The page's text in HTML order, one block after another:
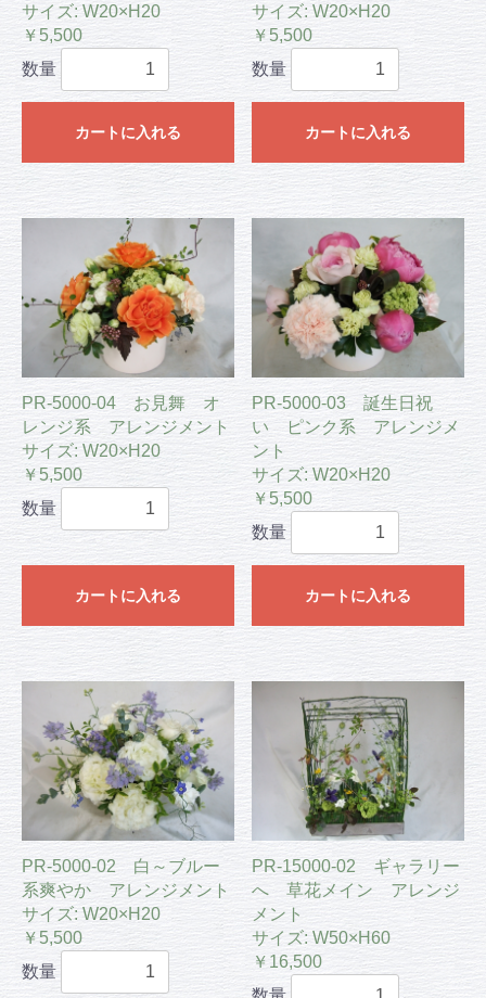
サイズ: W20×H20
￥5,500
数量
カートに入れる
サイズ: W20×H20
￥5,500
数量
カートに入れる
PR-5000-04 お見舞 オ
レンジ系 アレンジメント
サイズ: W20×H20
￥5,500
数量
カートに入れる
PR-5000-03 誕生日祝
い ピンク系 アレンジメ
ント
サイズ: W20×H20
￥5,500
数量
カートに入れる
PR-5000-02 白～ブルー
系爽やか アレンジメント
サイズ: W20×H20
￥5,500
数量
PR-15000-02 ギャラリー
へ 草花メイン アレンジ
メント
サイズ: W50×H60
￥16,500